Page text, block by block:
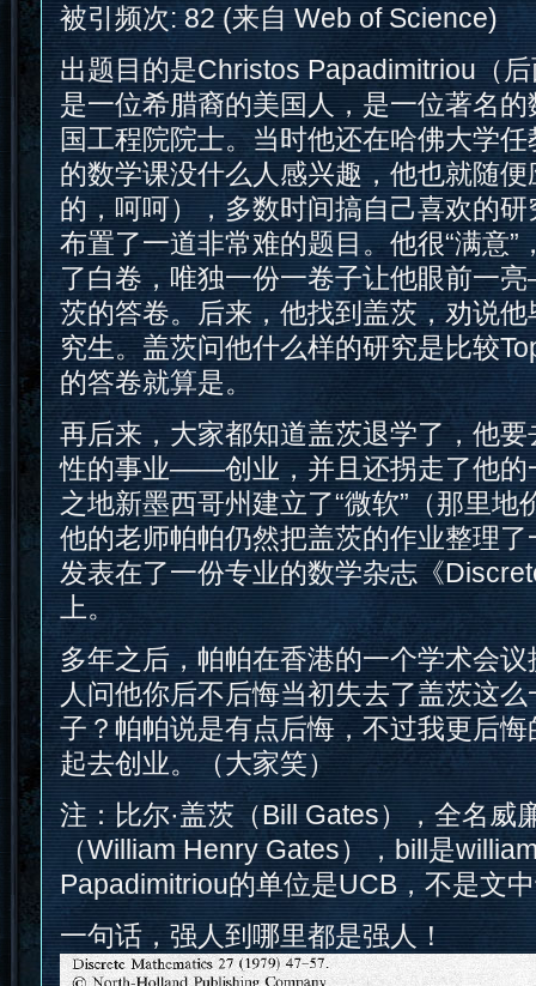
被引频次: 82 (来自 Web of Science)
出题目的是Christos Papadimitriou（
是一位希腊裔的美国人，是一位著名
国工程院院士。当时他还在哈佛大学
的数学课没什么人感兴趣，他也就随
的，呵呵），多数时间搞自己喜欢的
布置了一道非常难的题目。他很“满意”
了白卷，唯独一份一卷子让他眼前一
茨的答卷。后来，他找到盖茨，劝说
究生。盖茨问他什么样的研究是比较
的答卷就算是。
再后来，大家都知道盖茨退学了，他
性的事业——创业，并且还拐走了他的
之地新墨西哥州建立了“微软”（那里地
他的老师帕帕仍然把盖茨的作业整理
发表在了一份专业的数学杂志《
上。
多年之后，帕帕在香港的一个学术会
人问他你后不后悔当初失去了盖茨这
子？帕帕说是有点后悔，不过我更后
起去创业。（大家笑）
注：比尔·盖茨（Bill Gates），全名威
（William Henry Gates），bill是
Papadimitriou的单位是UCB，不是文
一句话，强人到哪里都是强人！